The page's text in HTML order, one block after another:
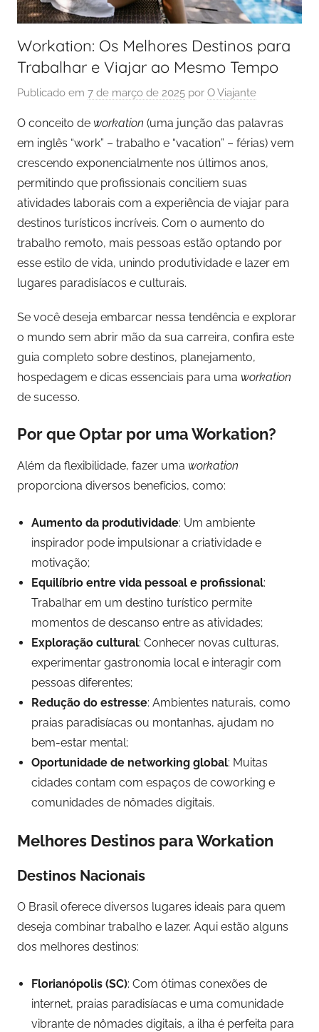
Workation: Os Melhores Destinos para
Trabalhar e Viajar ao Mesmo Tempo
Publicado em 7 de março de 2025 por O Viajante
O conceito de workation (uma junção das palavras
em inglês “work” – trabalho e “vacation” – férias) vem
crescendo exponencialmente nos últimos anos,
permitindo que profissionais conciliem suas
atividades laborais com a experiência de viajar para
destinos turísticos incríveis. Com o aumento do
trabalho remoto, mais pessoas estão optando por
esse estilo de vida, unindo produtividade e lazer em
lugares paradisíacos e culturais.
Se você deseja embarcar nessa tendência e explorar
o mundo sem abrir mão da sua carreira, confira este
guia completo sobre destinos, planejamento,
hospedagem e dicas essenciais para uma workation
de sucesso.
Por que Optar por uma Workation?
Além da flexibilidade, fazer uma workation
proporciona diversos benefícios, como:
Aumento da produtividade: Um ambiente
inspirador pode impulsionar a criatividade e
motivação;
Equilíbrio entre vida pessoal e profissional:
Trabalhar em um destino turístico permite
momentos de descanso entre as atividades;
Exploração cultural: Conhecer novas culturas,
experimentar gastronomia local e interagir com
pessoas diferentes;
Redução do estresse: Ambientes naturais, como
praias paradisíacas ou montanhas, ajudam no
bem-estar mental;
Oportunidade de networking global: Muitas
cidades contam com espaços de coworking e
comunidades de nômades digitais.
Melhores Destinos para Workation
Destinos Nacionais
O Brasil oferece diversos lugares ideais para quem
deseja combinar trabalho e lazer. Aqui estão alguns
dos melhores destinos:
Florianópolis (SC): Com ótimas conexões de
internet, praias paradisíacas e uma comunidade
vibrante de nômades digitais, a ilha é perfeita para